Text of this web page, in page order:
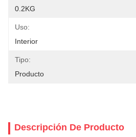
0.2KG
Uso:
Interior
Tipo:
Producto
Descripción De Producto